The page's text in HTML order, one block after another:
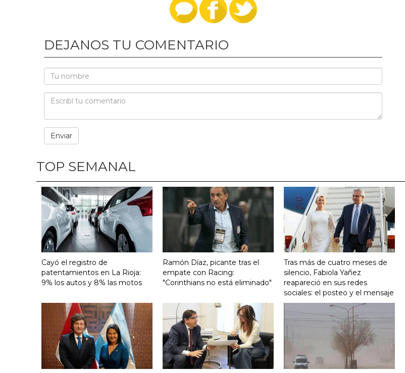
DEJANOS TU COMENTARIO
TOP SEMANAL
Cayó el registro de
patentamientos en La Rioja:
9% los autos y 8% las motos
Ramón Díaz, picante tras el
empate con Racing:
"Corinthians no está eliminado"
Tras más de cuatro meses de
silencio, Fabiola Yañez
reapareció en sus redes
sociales: el posteo y el mensaje